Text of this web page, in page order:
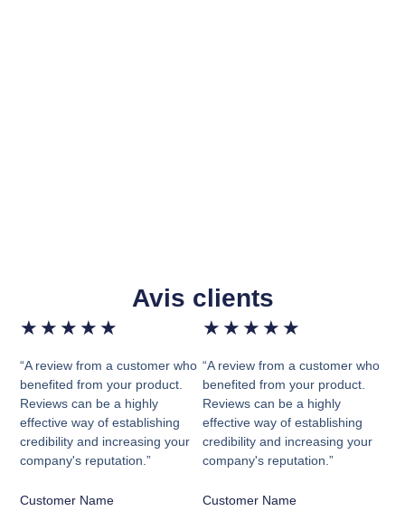
Avis clients
★ ★ ★ ★ ★
“A review from a customer who
benefited from your product.
Reviews can be a highly
effective way of establishing
credibility and increasing your
company's reputation.”
Customer Name
★ ★ ★ ★ ★
“A review from a customer who
benefited from your product.
Reviews can be a highly
effective way of establishing
credibility and increasing your
company's reputation.”
Customer Name